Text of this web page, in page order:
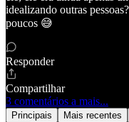
idealizando outras
poucos 😅
Responder
Compartilhar
3 comentários a mais...
Principais Mais recentes